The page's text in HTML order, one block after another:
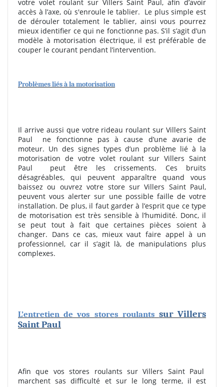
votre volet roulant sur Villers Saint Paul, afin d’avoir
accès à l’axe, où s'enroule le tablier. Le plus simple est
de dérouler totalement le tablier, ainsi vous pourrez
mieux identifier ce qui ne fonctionne pas. S’il s’agit d’un
modèle à motorisation électrique, il est préférable de
couper le courant pendant l’intervention.
Problèmes liés à la motorisation
Il arrive aussi que votre rideau roulant sur Villers Saint
Paul
ne fonctionne pas à cause d’une avarie de
moteur. Un des signes types d’un problème lié à la
motorisation de votre volet roulant sur Villers Saint
Paul
peut être les crissements. Ces bruits
désagréables, qui peuvent apparaître quand vous
baissez ou ouvrez votre store sur Villers Saint Paul,
peuvent vous alerter sur une possible faille de votre
installation. De plus, il faut garder à l’esprit que ce type
de motorisation est très sensible à l’humidité. Donc, il
se peut tout à fait que certaines pièces soient à
changer. Dans ce cas, mieux vaut faire appel à un
professionnel, car il s’agit là, de manipulations plus
complexes.
L’entretien de vos stores roulants sur Villers
Saint Paul
Afin que vos stores roulants sur Villers Saint Paul
marchent sas difficulté et sur le long terme, il est